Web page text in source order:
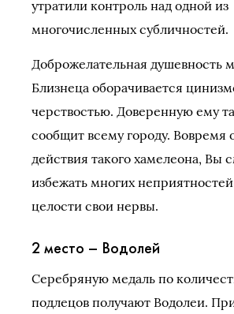
утратили контроль над одной из
многочисленных субличностей.
Доброжелательная душевность
Близнеца оборачивается
черствостью. Доверенную ему
сообщит всему городу. Вовремя
действия такого хамелеона, Вы
избежать многих
целости свои нервы.
2 место – Водолей
Серебряную медаль по
подлецов получают Водолеи.